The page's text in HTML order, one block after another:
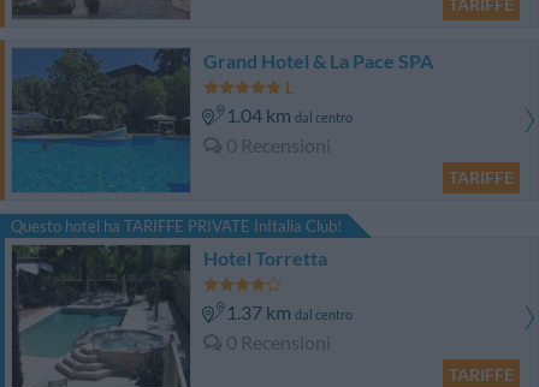
TARIFFE
Grand Hotel & La Pace SPA
1.04 km dal centro
0 Recensioni
TARIFFE
Questo hotel ha TARIFFE PRIVATE InItalia Club!
Hotel Torretta
1.37 km dal centro
0 Recensioni
TARIFFE